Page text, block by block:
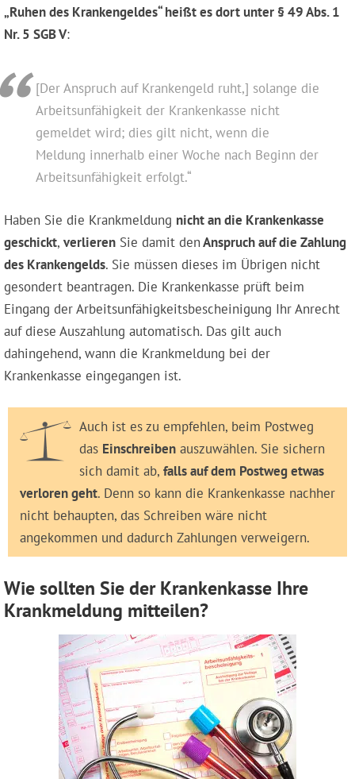
„Ruhen des Krankengeldes“ heißt es dort unter § 49 Abs. 1
Nr. 5 SGB V:
[Der Anspruch auf Krankengeld ruht,] solange die
Arbeitsunfähigkeit der Krankenkasse nicht
gemeldet wird; dies gilt nicht, wenn die
Meldung innerhalb einer Woche nach Beginn der
Arbeitsunfähigkeit erfolgt.“
Haben Sie die Krankmeldung nicht an die Krankenkasse
geschickt, verlieren Sie damit denAnspruch auf die Zahlung
des Krankengelds. Sie müssen dieses im Übrigen nicht
gesondert beantragen. Die Krankenkasse prüft beim
Eingang der Arbeitsunfähigkeitsbescheinigung Ihr Anrecht
auf diese Auszahlung automatisch. Das gilt auch
dahingehend, wann die Krankmeldung bei der
Krankenkasse eingegangen ist.
Auch ist es zu empfehlen, beim Postweg
das Einschreiben auszuwählen. Sie sichern
sich damit ab, falls auf dem Postweg etwas
verloren geht. Denn so kann die Krankenkasse nachher
nicht behaupten, das Schreiben wäre nicht
angekommen und dadurch Zahlungen verweigern.
Wie sollten Sie der Krankenkasse Ihre
Krankmeldung mitteilen?